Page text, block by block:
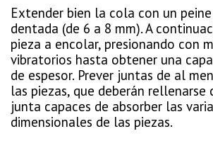
Extender bien la cola con un
dentada (de 6 a 8 mm). A
pieza a encolar, presionando con
vibratorios hasta obtener una
de espesor. Prever juntas de al
las piezas, que deberán
junta capaces de absorber las
dimensionales de las piezas.